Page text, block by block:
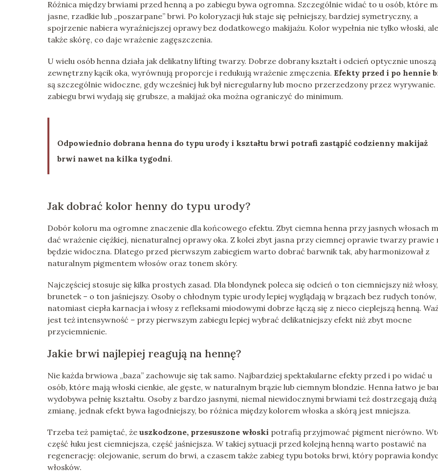
Różnica między brwiami przed henną a po zabiegu bywa ogromna. Szczególnie widać to u osób, które
jasne, rzadkie lub „poszarpane” brwi. Po koloryzacji łuk staje się pełniejszy, bardziej symetryczny, a
spojrzenie nabiera wyraźniejszej oprawy bez dodatkowego makijażu. Kolor wypełnia nie tylko włoski, ale
także skórę, co daje wrażenie zagęszczenia.
U wielu osób henna działa jak delikatny lifting twarzy. Dobrze dobrany kształt i odcień optycznie unoszą
zewnętrzny kącik oka, wyrównują proporcje i redukują wrażenie zmęczenia. Efekty przed i po hennie
są szczególnie widoczne, gdy wcześniej łuk był nieregularny lub mocno przerzedzony przez wyrywanie.
zabiegu brwi wydają się grubsze, a makijaż oka można ograniczyć do minimum.
Odpowiednio dobrana henna do typu urody i kształtu brwi potrafi zastąpić codzienny makijaż
brwi nawet na kilka tygodni.
Jak dobrać kolor henny do typu urody?
Dobór koloru ma ogromne znaczenie dla końcowego efektu. Zbyt ciemna henna przy jasnych włosach
dać wrażenie ciężkiej, nienaturalnej oprawy oka. Z kolei zbyt jasna przy ciemnej oprawie twarzy prawie
będzie widoczna. Dlatego przed pierwszym zabiegiem warto dobrać barwnik tak, aby harmonizował z
naturalnym pigmentem włosów oraz tonem skóry.
Najczęściej stosuje się kilka prostych zasad. Dla blondynek poleca się odcień o ton ciemniejszy niż
brunetek – o ton jaśniejszy. Osoby o chłodnym typie urody lepiej wyglądają w brązach bez rudych tonów,
natomiast ciepła karnacja i włosy z refleksami miodowymi dobrze łączą się z nieco cieplejszą henną.
jest też intensywność – przy pierwszym zabiegu lepiej wybrać delikatniejszy efekt niż zbyt mocne
przyciemnienie.
Jakie brwi najlepiej reagują na hennę?
Nie każda brwiowa „baza” zachowuje się tak samo. Najbardziej spektakularne efekty przed i po widać u
osób, które mają włoski cienkie, ale gęste, w naturalnym brązie lub ciemnym blondzie. Henna łatwo je
wydobywa pełnię kształtu. Osoby z bardzo jasnymi, niemal niewidocznymi brwiami też dostrzegają dużą
zmianę, jednak efekt bywa łagodniejszy, bo różnica między kolorem włoska a skórą jest mniejsza.
Trzeba też pamiętać, że uszkodzone, przesuszone włoski potrafią przyjmować pigment nierówno.
część łuku jest ciemniejsza, część jaśniejsza. W takiej sytuacji przed kolejną henną warto postawić na
regenerację: olejowanie, serum do brwi, a czasem także zabieg typu botoks brwi, który poprawia
włosków.